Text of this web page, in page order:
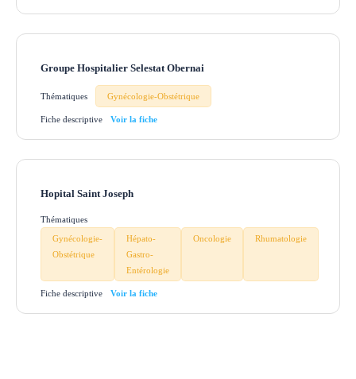
Groupe Hospitalier Selestat Obernai
Thématiques Gynécologie-Obstétrique
Fiche descriptive
Hopital Saint Joseph
Thématiques
Gynécologie-
Obstétrique
Hépato-
Gastro-
Entérologie
Oncologie Rhumatologie
Fiche descriptive